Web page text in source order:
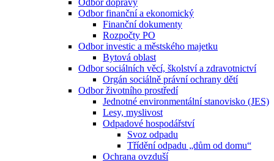
Odbor dopravy
Odbor finanční a ekonomický
Finanční dokumenty
Rozpočty PO
Odbor investic a městského majetku
Bytová oblast
Odbor sociálních věcí, školství a zdravotnictví
Orgán sociálně právní ochrany dětí
Odbor životního prostředí
Jednotné environmentální stanovisko (JES)
Lesy, myslivost
Odpadové hospodářství
Svoz odpadu
Třídění odpadu „dům od domu“
Ochrana ovzduší